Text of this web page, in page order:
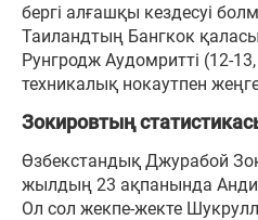
бергі алғашқы кездесуі
Таиландтың Бангкок
Рунгродж Аудомритті (12-13,
техникалық нокаутпен
Зокировтың
Өзбекстандық Джурабой
жылдың 23 ақпанында
Ол сол жекпе-жекте